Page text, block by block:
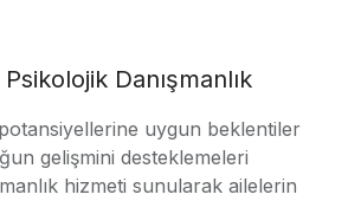
Danışmanlık
uygun beklentiler
gelişmini desteklemeleri
hizmeti sunularak ailelerin